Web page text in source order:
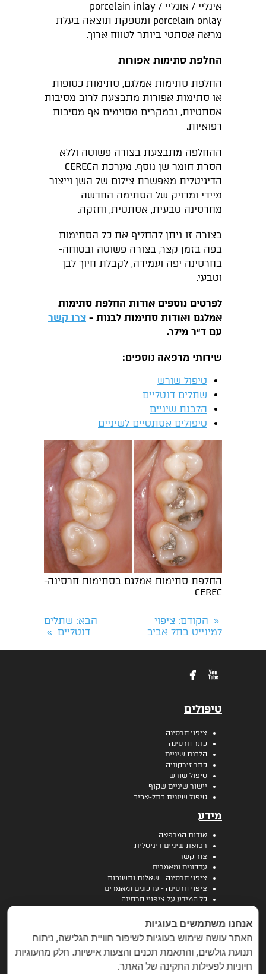
אינליי / אונליי porcelain inlay /
porcelain onlay ומספקת תוצאה בעלת
מראה אסתטי ביותר לטווח ארוך.
החלפת סתימות אפורות
החלפת סתימות אמלגם, סתימות כסופות
או סתימות אפורות מתבצעת לרוב מסיבות
אסתטיות, ובמקרים מסוימים אף מסיבות
רפואיות.
ההחלפה מתבצעת בצורה פשוטה וללא
הסרת חומר שן נוסף. מערכת הCEREC
הדיגיטלית מאפשרת צילום של השן וייצור
מיידי ומדויק של הסתימה החדשה
מחרסינה טבעית, אסתטית, וחזקה.
בצורה זו ניתן להחליף את כל הסתימות
בפה בזמן קצר, בצורה פשוטה ובטוחה-
בחרסינה יפה ועמידה, לקבלת חיוך לבן
וטבעי.
לפרטים נוספים אודות החלפת סתימות
אמלגם ואודות סתימות לבנות - צרו קשר
עם ד"ר מילר.
שירותי מרפאה נוספים:
טיפול שורש
שתלים דנטליים
הלבנת שיניים
טיפולים אסתטיים לשיניים
החלפת סתימות אמלגם בסתימות חרסינה-
CEREC
« הקודם: ציפוי
למינייט בתל אביב
הבא: שתלים
דנטליים »
 
טיפולים
ציפוי חרסינה
כתר חרסינה
הלבנת שיניים
כתר זירקוניה
טיפול שורש
יישור שיניים שקוף
טיפול שיננית בתל-אביב
מידע
אודות המרפאה
רפואת שיניים דיגיטלית
צור קשר
עדכונים ומאמרים
ציפוי חרסינה - שאלות ותשובות
ציפוי חרסינה - עדכונים ומאמרים
כל המידע על ציפויי חרסינה
03-7733223
אנחנו משתמשים בעוגיות
האתר עושה שימוש בעוגיות לשיפור חוויית הגלישה, ניתוח
תנועת גולשים, והתאמת תכנים והצעות אישיות. חלק מהעוגיות
חיוניות לפעילות התקינה של האתר.